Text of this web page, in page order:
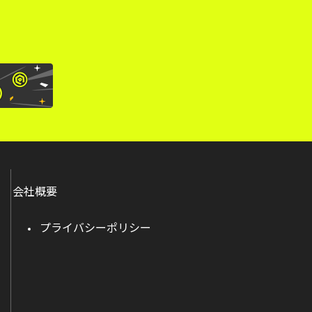
会社概要
プライバシーポリシー